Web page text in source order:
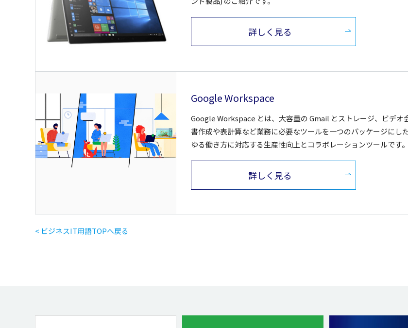
詳しく見る
Google Workspace
Google Workspace とは、大容量の Gmail とストレージ、ビデオ
書作成や表計算など業務に必要なツールを一つのパッケージにし
ゆる働き方に対応する生産性向上とコラボレーションツールです。
詳しく見る
< ビジネスIT用語TOPへ戻る